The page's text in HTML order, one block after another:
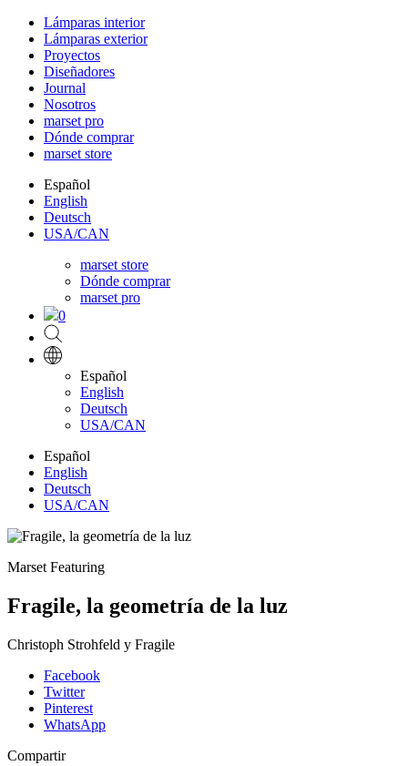
Lámparas interior
Lámparas exterior
Proyectos
Diseñadores
Journal
Nosotros
marset pro
Dónde comprar
marset store
Español
English
Deutsch
USA/CAN
marset store
Dónde comprar
marset pro
0
Español
English
Deutsch
USA/CAN
Español
English
Deutsch
USA/CAN
Marset Featuring
Fragile, la geometría de la luz
Christoph Strohfeld y Fragile
Facebook
Twitter
Pinterest
WhatsApp
Compartir